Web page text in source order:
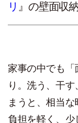
リ 』の壁面収
家事の中でも
り。洗う、干
まうと、相当な
負担を軽く、